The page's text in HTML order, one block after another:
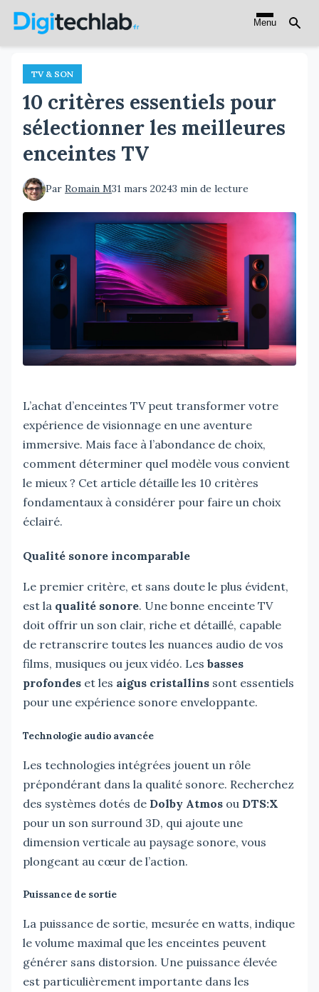
Aller
principal
Menu
TV & SON
10 critères essentiels pour
sélectionner les meilleures
enceintes TV
Par Romain M31 mars 20243 min de lecture
L’achat d’enceintes TV peut transformer votre
expérience de visionnage en une aventure
immersive. Mais face à l’abondance de choix,
comment déterminer quel modèle vous convient
le mieux ? Cet article détaille les 10 critères
fondamentaux à considérer pour faire un choix
éclairé.
Qualité sonore incomparable
Le premier critère, et sans doute le plus évident,
est la qualité sonore. Une bonne enceinte TV
doit offrir un son clair, riche et détaillé, capable
de retranscrire toutes les nuances audio de vos
films, musiques ou jeux vidéo. Les basses
profondes et les aigus cristallins sont essentiels
pour une expérience sonore enveloppante.
Technologie audio avancée
Les technologies intégrées jouent un rôle
prépondérant dans la qualité sonore. Recherchez
des systèmes dotés de Dolby Atmos ou DTS:X
pour un son surround 3D, qui ajoute une
dimension verticale au paysage sonore, vous
plongeant au cœur de l’action.
Puissance de sortie
La puissance de sortie, mesurée en watts, indique
le volume maximal que les enceintes peuvent
générer sans distorsion. Une puissance élevée
est particulièrement importante dans les